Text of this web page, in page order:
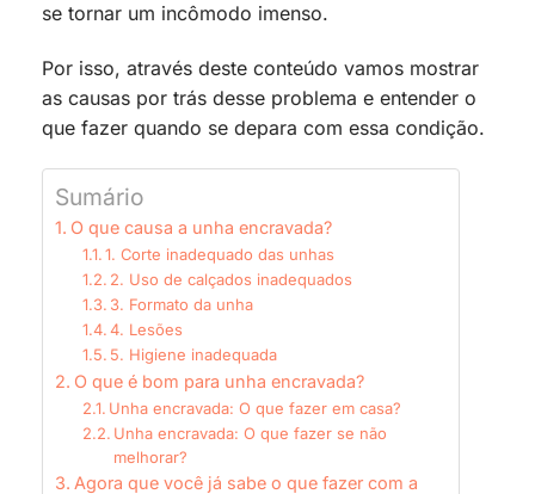
se tornar um incômodo imenso.
Por isso, através deste conteúdo vamos mostrar
as causas por trás desse problema e entender o
que fazer quando se depara com essa condição.
Sumário
O que causa a unha encravada?
1. Corte inadequado das unhas
2. Uso de calçados inadequados
3. Formato da unha
4. Lesões
5. Higiene inadequada
O que é bom para unha encravada?
Unha encravada: O que fazer em casa?
Unha encravada: O que fazer se não
melhorar?
Agora que você já sabe o que fazer com a